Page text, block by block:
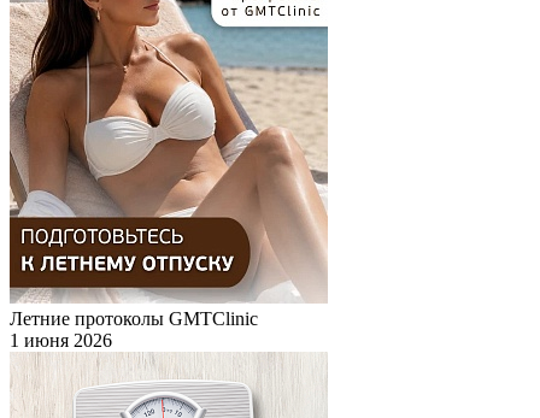
Летние протоколы GMTClinic
1 июня 2026